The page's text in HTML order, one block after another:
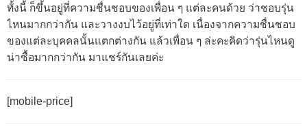
ทั้งนี้ ก็ขึ้นอยู่ที่ความชื่นชอบของเพื่อน ๆ แต่ละคนด้วย ว่าชอบรุ่น
ไหนมากกว่ากัน และวางงบไว้อยู่ที่เท่าใด เนื่องจากความชื่นชอบ
ของแต่ละบุคคลนั้นแตกต่างกัน แล้วเพื่อน ๆ ล่ะคะคิดว่ารุ่นไหนดู
น่าซื้อมากกว่ากัน มาแชร์กันเลยค่ะ
[mobile-price]